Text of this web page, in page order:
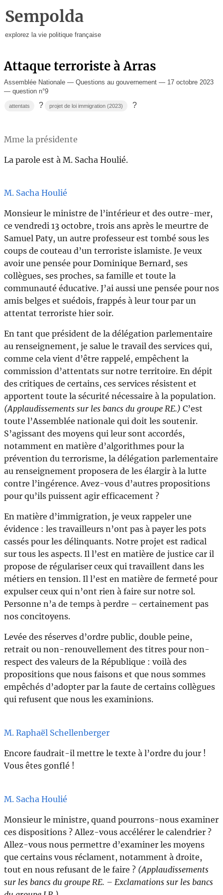
Sempolda
explorez la vie politique française
Attaque terroriste à Arras
Assemblée Nationale — Questions au gouvernement — 17 octobre 2023
— question n°9
attentats ? projet de loi immigration (2023) ?
Mme la présidente
La parole est à M. Sacha Houlié.
M. Sacha Houlié
Monsieur le ministre de l’intérieur et des outre-mer,
ce vendredi 13 octobre, trois ans après le meurtre de
Samuel Paty, un autre professeur est tombé sous les
coups de couteau d’un terroriste islamiste. Je veux
avoir une pensée pour Dominique Bernard, ses
collègues, ses proches, sa famille et toute la
communauté éducative. J’ai aussi une pensée pour nos
amis belges et suédois, frappés à leur tour par un
attentat terroriste hier soir.
En tant que président de la délégation parlementaire
au renseignement, je salue le travail des services qui,
comme cela vient d’être rappelé, empêchent la
commission d’attentats sur notre territoire. En dépit
des critiques de certains, ces services résistent et
apportent toute la sécurité nécessaire à la population.
(Applaudissements sur les bancs du groupe RE.) C’est
toute l’Assemblée nationale qui doit les soutenir.
S’agissant des moyens qui leur sont accordés,
notamment en matière d’algorithmes pour la
prévention du terrorisme, la délégation parlementaire
au renseignement proposera de les élargir à la lutte
contre l’ingérence. Avez-vous d’autres propositions
pour qu’ils puissent agir efficacement ?
En matière d’immigration, je veux rappeler une
évidence : les travailleurs n’ont pas à payer les pots
cassés pour les délinquants. Notre projet est radical
sur tous les aspects. Il l’est en matière de justice car il
propose de régulariser ceux qui travaillent dans les
métiers en tension. Il l’est en matière de fermeté pour
expulser ceux qui n’ont rien à faire sur notre sol.
Personne n’a de temps à perdre – certainement pas
nos concitoyens.
Levée des réserves d’ordre public, double peine,
retrait ou non-renouvellement des titres pour non-
respect des valeurs de la République : voilà des
propositions que nous faisons et que nous sommes
empêchés d’adopter par la faute de certains collègues
qui refusent que nous les examinions.
M. Raphaël Schellenberger
Encore faudrait-il mettre le texte à l’ordre du jour !
Vous êtes gonflé !
M. Sacha Houlié
Monsieur le ministre, quand pourrons-nous examiner
ces dispositions ? Allez-vous accélérer le calendrier ?
Allez-vous nous permettre d’examiner les moyens
que certains vous réclament, notamment à droite,
tout en nous refusant de le faire ? (Applaudissements
sur les bancs du groupe RE. – Exclamations sur les bancs